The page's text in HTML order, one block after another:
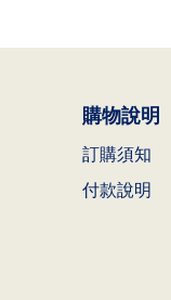
購物說明
訂購須知
付款說明